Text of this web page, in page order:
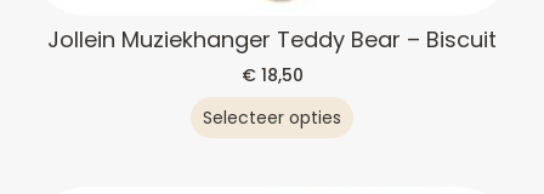
Jollein Muziekhanger Teddy Bear – Biscuit
€18,50
Selecteer opties